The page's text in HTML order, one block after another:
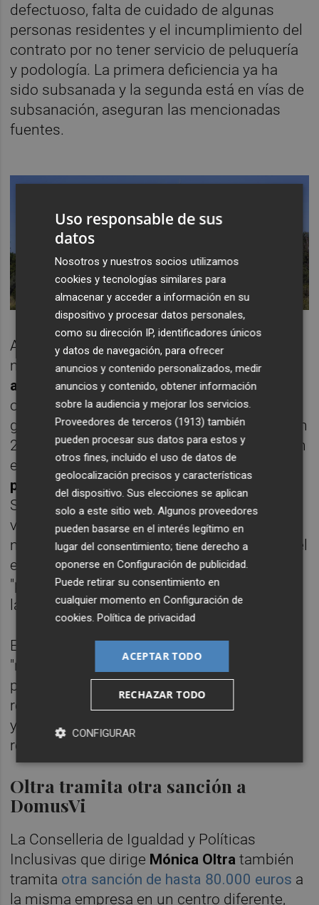
defectuoso, falta de cuidado de algunas
personas residentes y el incumplimiento del
contrato por no tener servicio de peluquería
y podología. La primera deficiencia ya ha
sido subsanada y la segunda está en vías de
subsanación, aseguran las mencionadas
fuentes.
Ahora, tras las imágenes aparecidas en los
medios de comunicación,Igualdad ha
abierto otra investigaciónal centro, que
ostenta150 plazasresidenciales y que
gestionaDomusVidesde que lo comprara en
2018. La firma ha emitido un comunicado en
el que muestra"total repulsa" ante "la mala
praxis" de una ex trabajadora del centro
Según la empresa, la empleada que grabó el
vídeo tenía un contrato temporal para los
meses de entre abril y agosto para reforzar el
equipo de limpieza y no renovó el contrato
"porque no cumplía con sus obligaciones
laborales".
Esta práctica, insiste el comunicado, no es
"representativa de nuestra labor de cuidar
personas, siendo una actuación totalmente
reprochable y condenable para la compañía
y para el resto de trabajadores de la
residencia".
Oltra tramita otra sanción a
DomusVi
La Conselleria de Igualdad y Políticas
Inclusivas que dirige Mónica Oltra también
tramita otra sanción de hasta 80.000 euros a
la misma empresa en un centro diferente,
Uso responsable de sus
datos
Nosotros y nuestros socios utilizamos
cookies y tecnologías similares para
almacenar y acceder a información en su
dispositivo y procesar datos personales,
como su dirección IP, identificadores únicos
y datos de navegación, para ofrecer
anuncios y contenido personalizados, medir
anuncios y contenido, obtener información
sobre la audiencia y mejorar los servicios.
Proveedores de terceros (1913) también
pueden procesar sus datos para estos y
otros fines, incluido el uso de datos de
geolocalización precisos y características
del dispositivo. Sus elecciones se aplican
solo a este sitio web. Algunos proveedores
pueden basarse en el interés legítimo en
lugar del consentimiento; tiene derecho a
oponerse enConfiguración de publicidad.
Puede retirar su consentimiento en
cualquier momento enConfiguración de
cookies.Política de privacidad
ACEPTAR TODO
RECHAZAR TODO
CONFIGURAR